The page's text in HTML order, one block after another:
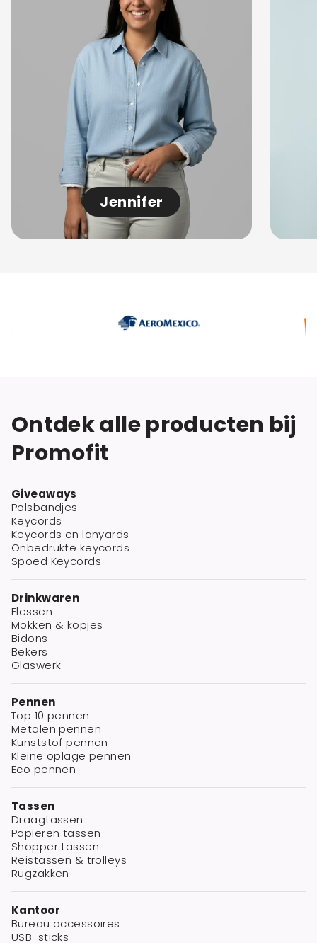
Jennifer
Ontdek alle producten bij
Promofit
Giveaways
Polsbandjes
Keycords
Keycords en lanyards
Onbedrukte keycords
Spoed Keycords
Drinkwaren
Flessen
Mokken & kopjes
Bidons
Bekers
Glaswerk
Pennen
Top 10 pennen
Metalen pennen
Kunststof pennen
Kleine oplage pennen
Eco pennen
Tassen
Draagtassen
Papieren tassen
Shopper tassen
Reistassen & trolleys
Rugzakken
Kantoor
Bureau accessoires
USB-sticks